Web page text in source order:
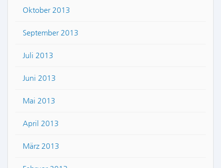
Oktober 2013
September 2013
Juli 2013
Juni 2013
Mai 2013
April 2013
März 2013